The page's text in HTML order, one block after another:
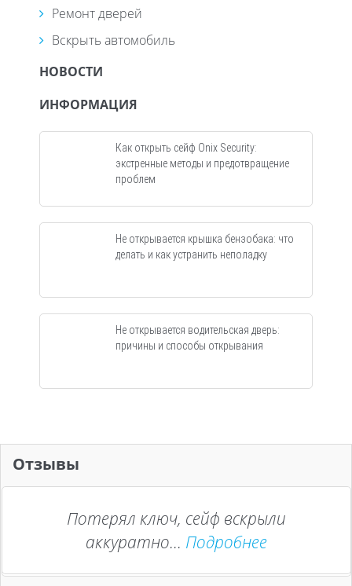
Ремонт дверей
Вскрыть автомобиль
НОВОСТИ
ИНФОРМАЦИЯ
Как открыть сейф Onix Security:
экстренные методы и предотвращение
проблем
Не открывается крышка бензобака: что
делать и как устранить неполадку
Не открывается водительская дверь:
причины и способы открывания
Отзывы
Потерял ключ, сейф вскрыли
аккуратно... Подробнее